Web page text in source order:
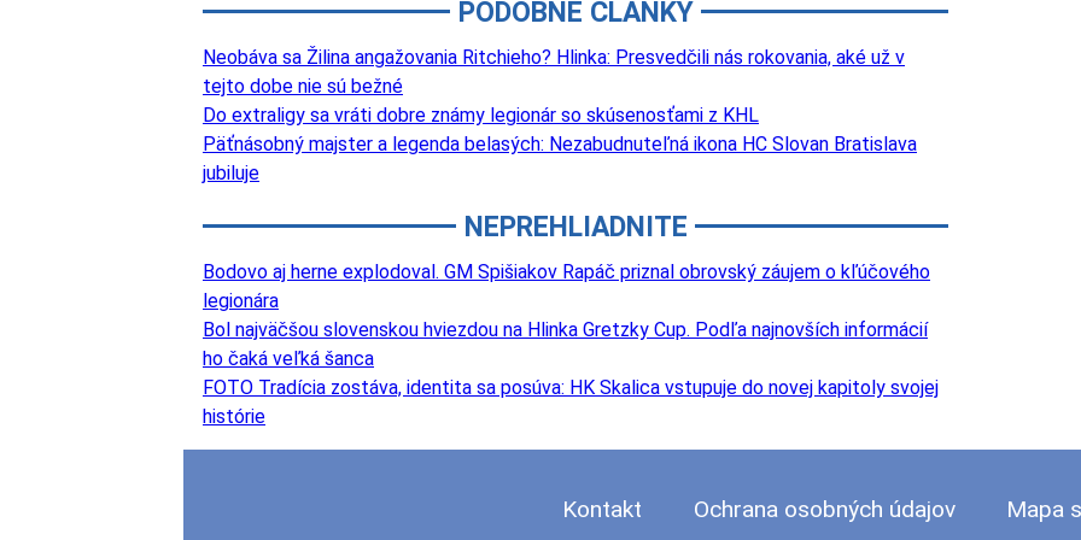
PODOBNÉ ČLÁNKY
Neobáva sa Žilina angažovania Ritchieho? Hlinka: Presvedčili nás rokovania, aké už v
tejto dobe nie sú bežné
Do extraligy sa vráti dobre známy legionár so skúsenosťami z KHL
Päťnásobný majster a legenda belasých: Nezabudnuteľná ikona HC Slovan Bratislava
jubiluje
NEPREHLIADNITE
Bodovo aj herne explodoval. GM Spišiakov Rapáč priznal obrovský záujem o kľúčového
legionára
Bol najväčšou slovenskou hviezdou na Hlinka Gretzky Cup. Podľa najnovších informácií
ho čaká veľká šanca
FOTO Tradícia zostáva, identita sa posúva: HK Skalica vstupuje do novej kapitoly svojej
histórie
Kontakt Ochrana osobných údajov Mapa